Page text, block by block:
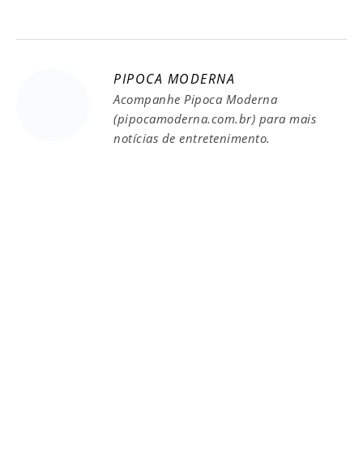
PIPOCA MODERNA
Acompanhe Pipoca Moderna
(pipocamoderna.com.br) para mais
notícias de entretenimento.